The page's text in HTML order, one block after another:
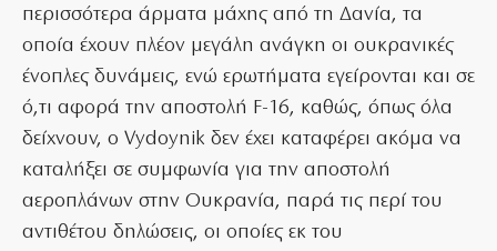
περισσότερα άρματα μάχης από τη Δανία, τα
οποία έχουν πλέον μεγάλη ανάγκη οι ουκρανικές
ένοπλες δυνάμεις, ενώ ερωτήματα εγείρονται και σε
ό,τι αφορά την αποστολή F-16, καθώς, όπως όλα
δείχνουν, ο Vydoynik δεν έχει καταφέρει ακόμα να
καταλήξει σε συμφωνία για την αποστολή
αεροπλάνων στην Ουκρανία, παρά τις περί του
αντιθέτου δηλώσεις, οι οποίες εκ του